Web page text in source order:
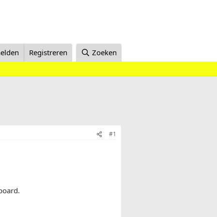
Registreren Zoeken
#1